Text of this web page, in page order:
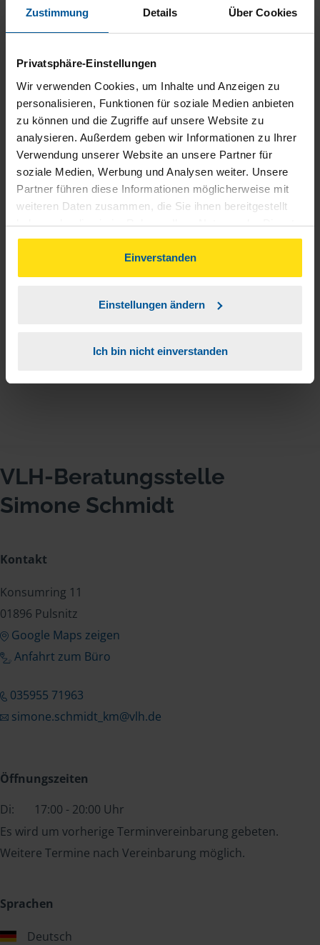
Zustimmung Details Über Cookies
Privatsphäre-Einstellungen
Wir verwenden Cookies, um Inhalte und Anzeigen zu
personalisieren, Funktionen für soziale Medien anbieten
zu können und die Zugriffe auf unsere Website zu
analysieren. Außerdem geben wir Informationen zu Ihrer
Verwendung unserer Website an unsere Partner für
soziale Medien, Werbung und Analysen weiter. Unsere
Partner führen diese Informationen möglicherweise mit
weiteren Daten zusammen, die Sie ihnen bereitgestellt
haben oder die sie im Rahmen Ihrer Nutzung der Dienste
gesammelt haben. Indem Sie auf Einverstanden klicken,
können Sie der Verwendung von Cookies, gemäß
unserer➔ Datenschutzrichtliniezustimmen.
Einverstanden
Einstellungen ändern
Ich bin nicht einverstanden
aktuelle Beratungsstelle. Fühle mich hier super betreut.
anonymes VLH-Mitglied
Frau Schmidt erledigt immer alles sehr schnell,
kompetent und dabei sehr freundlich. Deshalb geben wir die
Steuersachen schon so lange Jahre in ihre Hände. Vielen
lieben Dank!!!!
VLH-Beratungsstelle
Simone Schmidt
Kontakt
Konsumring 11
01896 Pulsnitz
Google Maps zeigen
Anfahrt zum Büro
035955 71963
simone.schmidt_km@vlh.de
Öffnungszeiten
Di:
17:00 - 20:00 Uhr
Es wird um vorherige Terminvereinbarung gebeten.
Weitere Termine nach Vereinbarung möglich.
Sprachen
Deutsch